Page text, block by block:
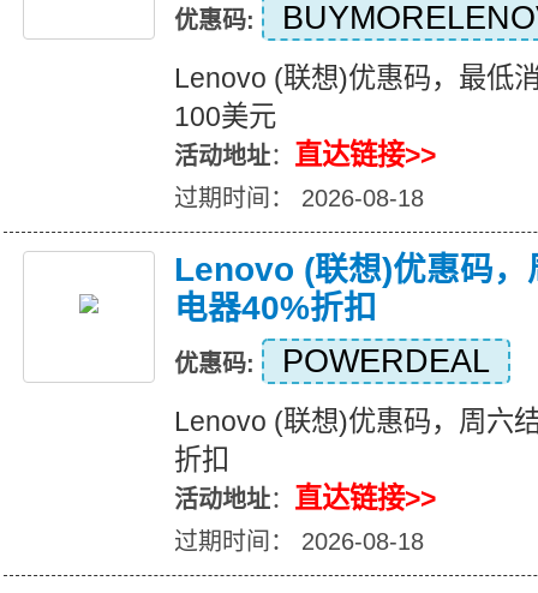
优惠码:
Lenovo (联想)优惠码，最低
100美元
活动地址： 直达链接>>
过期时间： 2026-08-18
Lenovo (联想)优惠码，
电器40%折扣
优惠码: POWERDEAL
Lenovo (联想)优惠码，周六
折扣
活动地址： 直达链接>>
过期时间： 2026-08-18